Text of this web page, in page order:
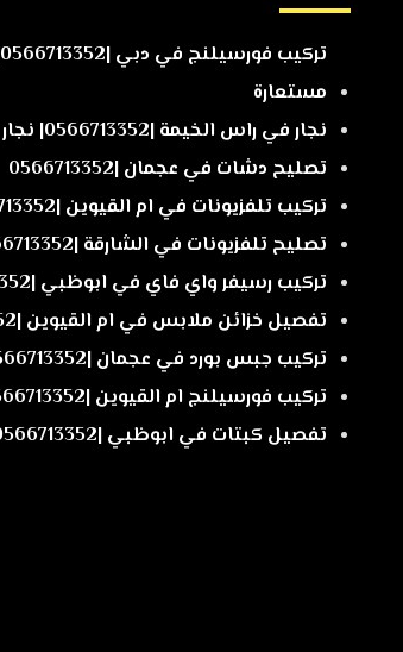
مستعارة
نجار في راس الخيمة |0566713352| نجار ممتاز
تصليح دشات في عجمان |0566713352
تركيب تلفزيونات في ام القيوين |0566713352
تصليح تلفزيونات في الشارقة |0566713352
تركيب رسيفر واي فاي في ابوظبي |0566713352
تفصيل خزائن ملابس في ام القيوين |0566713352
تركيب جبس بورد في عجمان |0566713352
تركيب فورسيلنج ام القيوين |0566713352
تفصيل كبتات في ابوظبي |0566713352|